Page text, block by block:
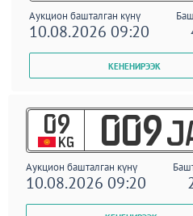
Аукцион башталган күнү
10.08.2026 09:20
09
KG 009
Аукцион башталган күнү
10.08.2026 09:20